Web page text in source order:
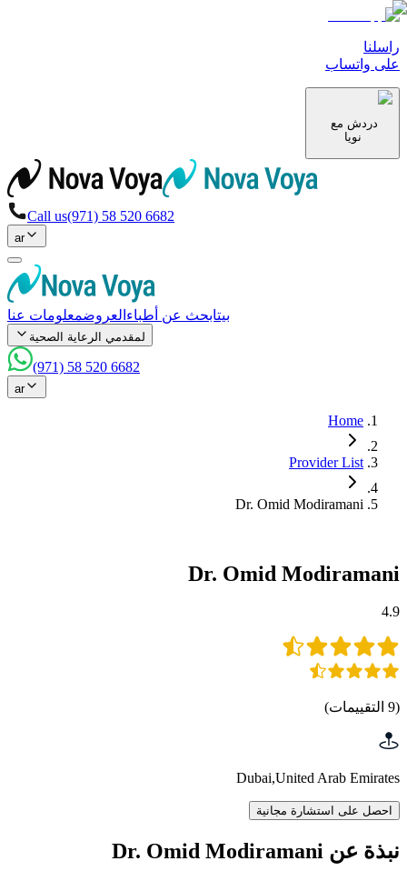
راسلنا
على واتساب
دردش مع
نويا
Call us(971) 58 520 6682
ar
بيتابحث عن أطباء العروضمعلومات عنا
لمقدمي الرعاية الصحية
(971) 58 520 6682
ar
Home
Provider List
Dr. Omid Modiramani
Dr. Omid Modiramani
4.9
(
9 التقييمات)
Dubai,United Arab Emirates
احصل على استشارة مجانية
نبذة عن Dr. Omid Modiramani